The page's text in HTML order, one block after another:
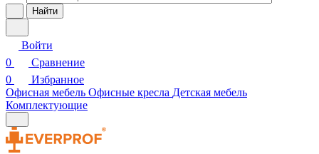
Найти
Войти
0
Сравнение
0
Избранное
Офисная мебель Офисные кресла Детская мебель
Комплектующие